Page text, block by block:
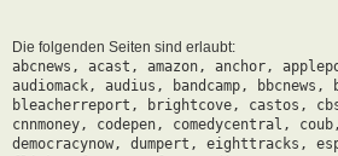
Die folgenden Seiten sind erlaubt:
abcnews, acast, amazon, anchor,
audiomack, audius, bandcamp,
bleacherreport, brightcove, castos,
cnnmoney, codepen, comedycentral,
democracynow, dumpert, eighttracks,